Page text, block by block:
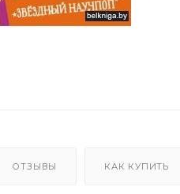
ОТЗЫВЫ КАК КУПИТЬ